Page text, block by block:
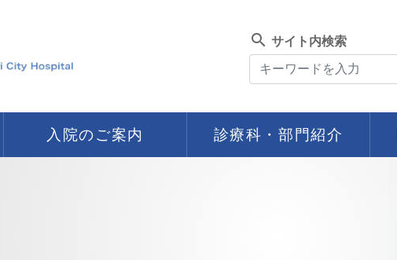
search サイト内検索
入院のご案内 診療科・部門紹介